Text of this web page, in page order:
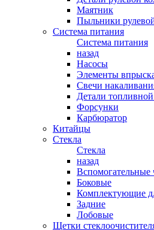
Маятник
Пыльники
Система питания
Система питания
назад
Насосы
Элементы
Свечи
Детали
Форсунки
Карбюратор
Китайцы
Стекла
Стекла
назад
Вспомогательные
Боковые
Комплектующие
Задние
Лобовые
Щетки